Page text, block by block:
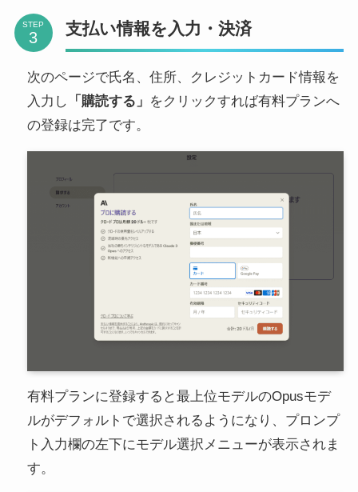
STEP 支払い情報を入力・決済
次のページで氏名、住所、クレジットカード情報を
入力し
「購読する」 をクリックすれば有料プランへ
の登録は完了です。
有料プランに登録すると最上位モデルのOpusモデ
ルがデフォルトで選択されるようになり、プロンプ
ト入力欄の左下にモデル選択メニューが表示されま
す。